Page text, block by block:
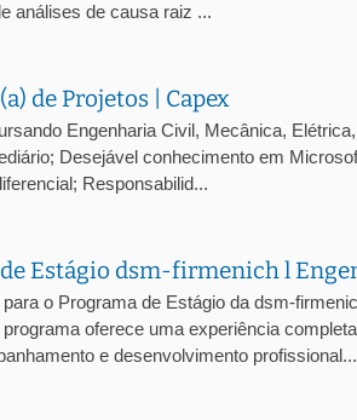
análises de causa raiz ...
de Projetos | Capex
Engenharia Civil, Mecânica,
Desejável conhecimento em
Responsabilid...
Estágio dsm-firmenich l
o Programa de Estágio da dsm-
oferece uma experiência
e desenvolvimento profissional...